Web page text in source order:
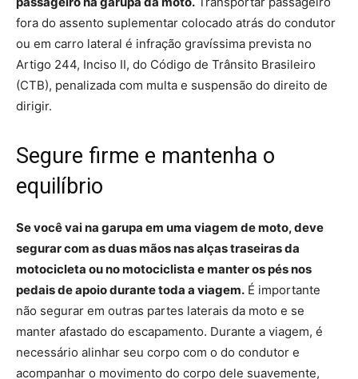
fora do assento suplementar colocado atrás do condutor
ou em carro lateral é infração gravíssima prevista no
Artigo 244, Inciso II, do Código de Trânsito Brasileiro
(CTB), penalizada com multa e suspensão do direito de
dirigir.
Segure firme e mantenha o
equilíbrio
Se você vai na garupa em uma viagem de moto, deve
segurar com as duas mãos nas alças traseiras da
motocicleta ou no motociclista e manter os pés nos
pedais de apoio durante toda a viagem. É importante
não segurar em outras partes laterais da moto e se
manter afastado do escapamento. Durante a viagem, é
necessário alinhar seu corpo com o do condutor e
acompanhar o movimento do corpo dele suavemente,